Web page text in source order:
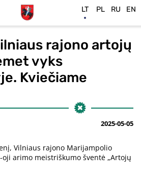
rajono artojų
vyks
Kviečiame
2025-05-05
Vilniaus rajono Marijampolio
arimo meistriškumo šventė „Artojų
LT PL RU EN